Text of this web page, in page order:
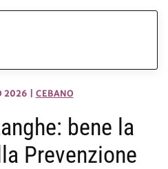
2026 CEBANO
bene la
Prevenzione